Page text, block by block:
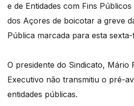
e de Entidades com Fins
dos Açores de boicotar a greve
Pública marcada para esta
O presidente do Sindicato, Mário
Executivo não transmitiu o pré-
entidades públicas.